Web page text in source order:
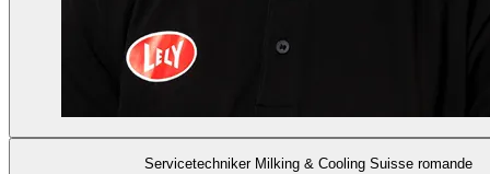
Servicetechniker Milking & Cooling Suisse romande